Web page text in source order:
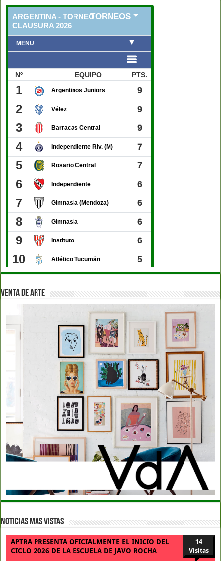
VENTA DE ARTE
Noticias Mas Vistas
APTRA PRESENTA OFICIALMENTE EL INICIO DEL
CICLO 2026 DE LA ESCUELA DE JAVO ROCHA
14
Visitas